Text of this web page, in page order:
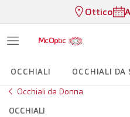
Ottico
OCCHIALI OCCHIALI DA
Occhiali da Donna
OCCHIALI